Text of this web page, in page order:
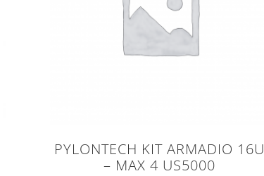
PYLONTECH KIT ARMADIO 16U
– MAX 4 US5000